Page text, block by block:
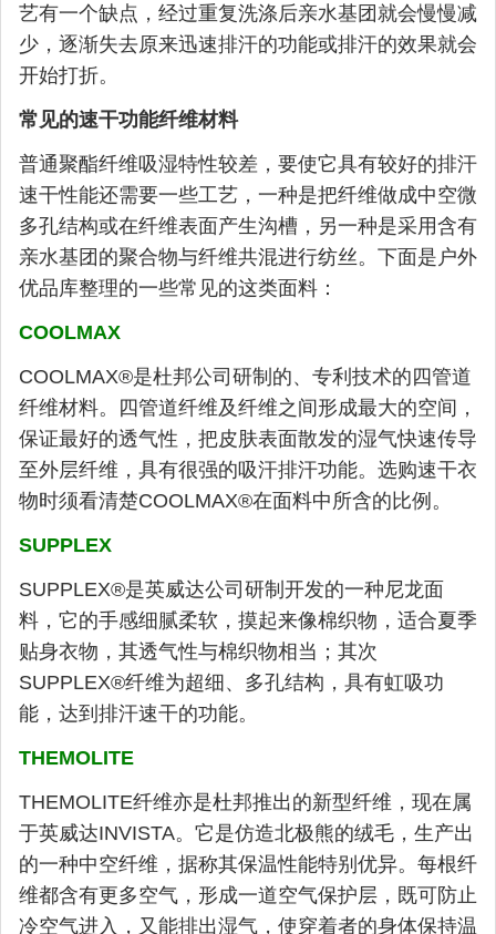
艺有一个缺点，经过重复洗涤后亲水基团就会慢慢减
少，逐渐失去原来迅速排汗的功能或排汗的效果就会
开始打折。
常见的速干功能纤维材料
普通聚酯纤维吸湿特性较差，要使它具有较好的排汗
速干性能还需要一些工艺，一种是把纤维做成中空微
多孔结构或在纤维表面产生沟槽，另一种是采用含有
亲水基团的聚合物与纤维共混进行纺丝。下面是户外
优品库整理的一些常见的这类面料：
COOLMAX
COOLMAX®是杜邦公司研制的、专利技术的四管道
纤维材料。四管道纤维及纤维之间形成最大的空间，
保证最好的透气性，把皮肤表面散发的湿气快速传导
至外层纤维，具有很强的吸汗排汗功能。选购速干衣
物时须看清楚COOLMAX®在面料中所含的比例。
SUPPLEX
SUPPLEX®是英威达公司研制开发的一种尼龙面
料，它的手感细腻柔软，摸起来像棉织物，适合夏季
贴身衣物，其透气性与棉织物相当；其次
SUPPLEX®纤维为超细、多孔结构，具有虹吸功
能，达到排汗速干的功能。
THEMOLITE
THEMOLITE纤维亦是杜邦推出的新型纤维，现在属
于英威达INVISTA。它是仿造北极熊的绒毛，生产出
的一种中空纤维，据称其保温性能特别优异。每根纤
维都含有更多空气，形成一道空气保护层，既可防止
冷空气进入，又能排出湿气，使穿着者的身体保持温